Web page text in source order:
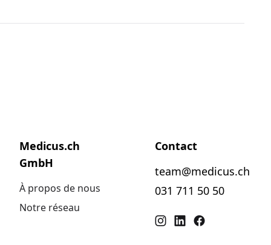
Medicus.ch
GmbH
À propos de nous
Notre réseau
Contact
team@medicus.ch
031 711 50 50